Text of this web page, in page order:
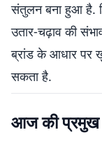
संतुलन बना हुआ है.
उतार-चढ़ाव की
ब्रांड के आधार पर
सकता है.
आज की प्रमुख